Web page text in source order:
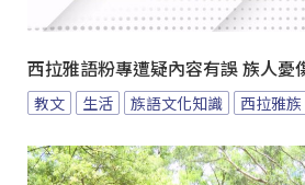
西拉雅語粉專遭疑內容有誤 族人憂
教文 生活 族語文化知識 西拉雅族